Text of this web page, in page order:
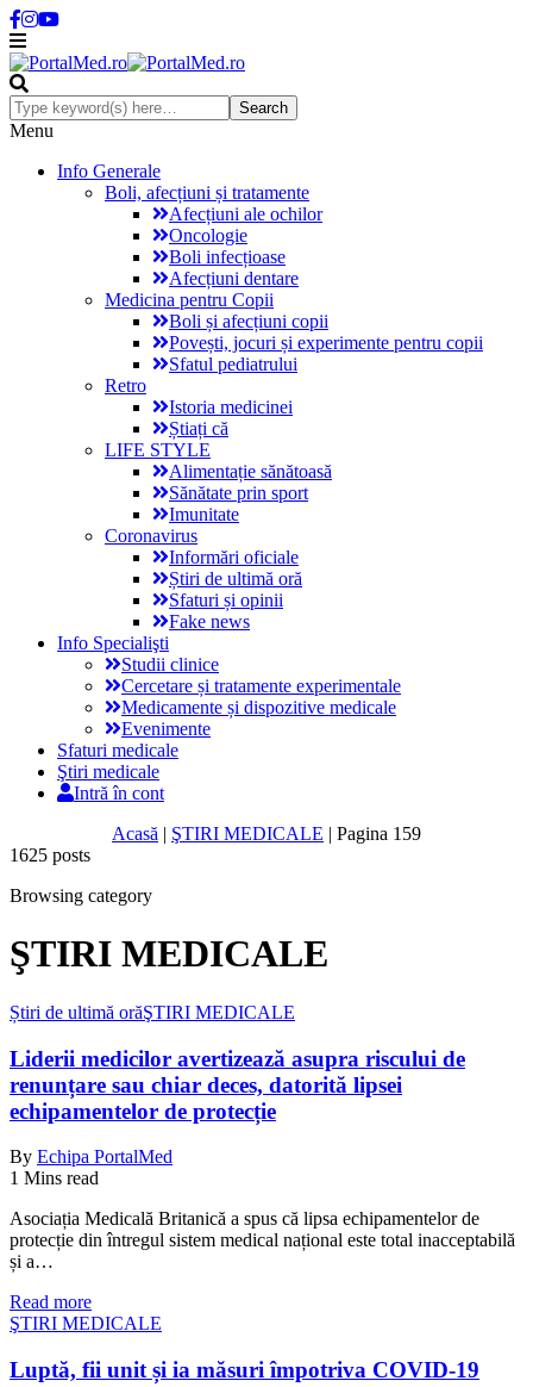
Menu
Info Generale
Boli, afecțiuni și tratamente
Afecțiuni ale ochilor
Oncologie
Boli infecțioase
Afecțiuni dentare
Medicina pentru Copii
Boli și afecțiuni copii
Povești, jocuri și experimente pentru copii
Sfatul pediatrului
Retro
Istoria medicinei
Știați că
LIFE STYLE
Alimentație sănătoasă
Sănătate prin sport
Imunitate
Coronavirus
Informări oficiale
Știri de ultimă oră
Sfaturi și opinii
Fake news
Info Specialişti
Studii clinice
Cercetare și tratamente experimentale
Medicamente și dispozitive medicale
Evenimente
Sfaturi medicale
Ştiri medicale
Intră în cont
Acasă | ŞTIRI MEDICALE | Pagina 159
1625 posts
Browsing category
ŞTIRI MEDICALE
Știri de ultimă orăŞTIRI MEDICALE
Liderii medicilor avertizează asupra riscului de
renunțare sau chiar deces, datorită lipsei
echipamentelor de protecție
By Echipa PortalMed
1 Mins read
Asociația Medicală Britanică a spus că lipsa echipamentelor de
protecție din întregul sistem medical național este total inacceptabilă
și a…
Read more
ŞTIRI MEDICALE
Luptă, fii unit și ia măsuri împotriva COVID-19